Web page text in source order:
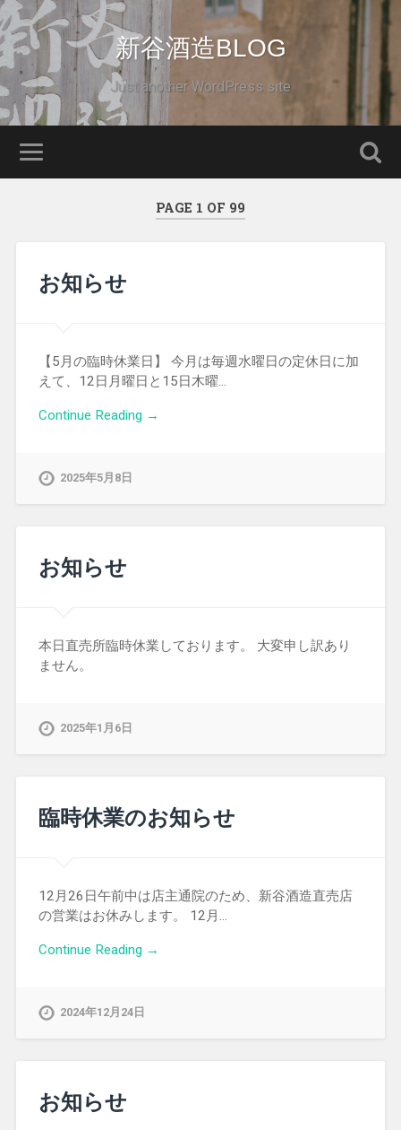
新谷酒造BLOG
Just another WordPress site
PAGE 1 OF 99
お知らせ
【5月の臨時休業日】 今月は毎週水曜日の定休日に加
えて、12日月曜日と15日木曜…
Continue Reading →
2025年5月8日
お知らせ
本日直売所臨時休業しております。 大変申し訳あり
ません。
2025年1月6日
臨時休業のお知らせ
12月26日午前中は店主通院のため、新谷酒造直売店
の営業はお休みします。 12月…
Continue Reading →
2024年12月24日
お知らせ